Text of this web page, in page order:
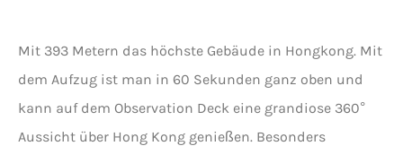
Mit 393 Metern das höchste Gebäude in Hongkong. Mit
dem Aufzug ist man in 60 Sekunden ganz oben und
kann auf dem Observation Deck eine grandiose 360°
Aussicht über Hong Kong genießen. Besonders